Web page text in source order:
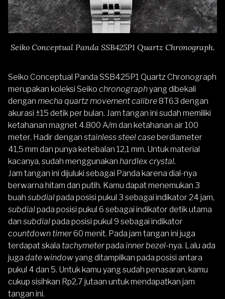
Seiko Conceptual Panda SSB425P1 Quartz Chronograph.
Seiko Conceptual Panda SSB425P1 Quartz Chronograph
merupakan koleksi Seiko chronographyang dibekali
dengan mecha quartz movement calibre8T63 dengan
akurasi ±15 detik per bulan. Jam tangan ini sudah memiliki
ketahanan magnet 4.800 A/m dan ketahanan air 100
meter. Hadir dengan stainless steel caseberdiameter
41,5 mm dan punya ketebalan 12,1 mm. Untuk material
kacanya, sudah menggunakan hardlex crystal.
Jam tangan ini dijuluki sebagai Panda karena dial-nya
berwarna hitam dan putih. Kamu dapat menemukan 3
buah subdialpada posisi pukul 3 sebagai indikator 24 jam,
subdialpada posisi pukul 6 sebagai indikator detik utama
dan subdialpada posisi pukul 9 sebagai indikator
countdown timer60 menit. Pada jam tangan ini juga
terdapat skala tachymeterpada inner bezel-nya. Lalu ada
juga date windowyang ditampilkan pada posisi antara
pukul 4 dan 5. Untuk kamu yang sudah penasaran, kamu
cukup sisihkan Rp2,7 jutaan untuk mendapatkan jam
tangan ini.